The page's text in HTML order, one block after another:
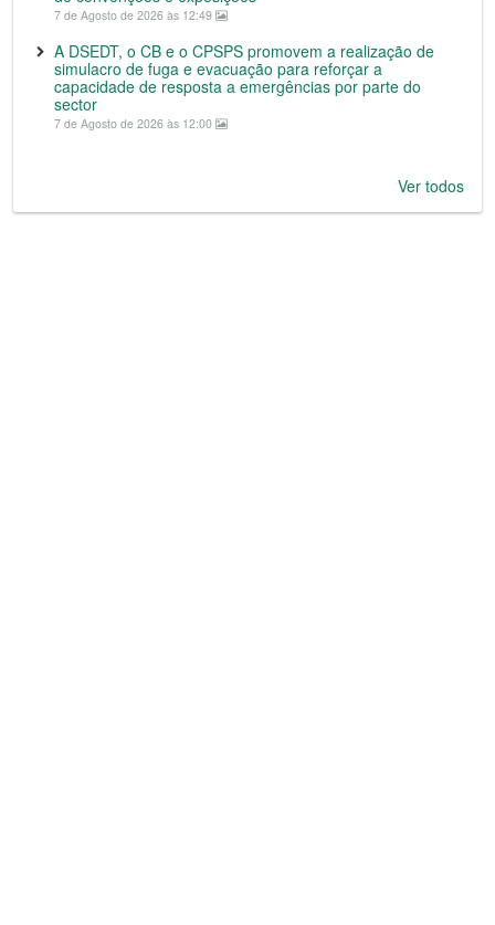
7 de Agosto de 2026 às 12:49
A DSEDT, o CB e o CPSPS promovem a realização de
simulacro de fuga e evacuação para reforçar a
capacidade de resposta a emergências por parte do
sector
7 de Agosto de 2026 às 12:00
Ver todos